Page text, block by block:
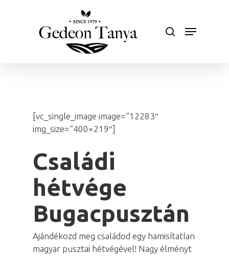
Menu
[vc_single_image image=”12283″
img_size=”400×219″]
Családi
hétvége
Bugacpusztán
Ajándékozd meg családod egy hamisítatlan
magyar pusztai hétvégével! Nagy élményt